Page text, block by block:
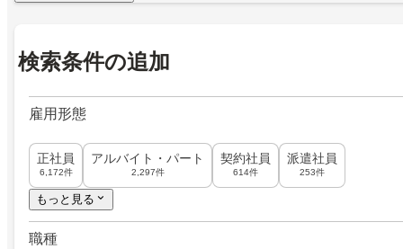
検索条件の追加
雇用形態
正社員
6,172件
アルバイト・パート
2,297件
契約社員
614件
派遣社員
253件
もっと見る
職種